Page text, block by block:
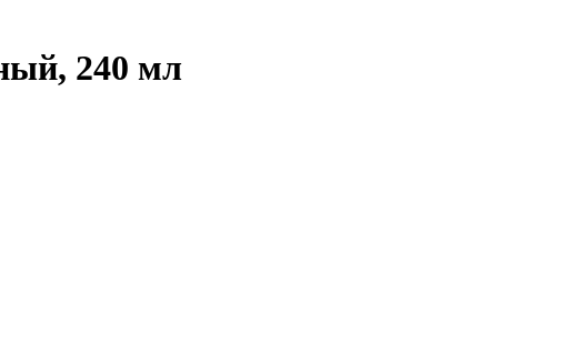
240 мл